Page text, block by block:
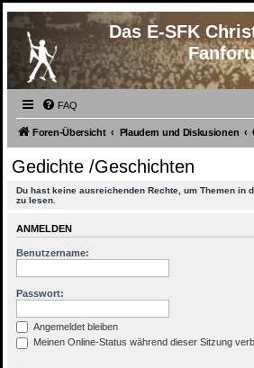
Das E-SFK
FAQ
Foren-Übersicht Plaudern und Diskusionen
Gedichte /Geschichten
Du hast keine ausreichenden Rechte, um Themen in
zu lesen.
ANMELDEN
Benutzername:
Passwort:
Angemeldet bleiben
Meinen Online-Status während dieser Sitzung